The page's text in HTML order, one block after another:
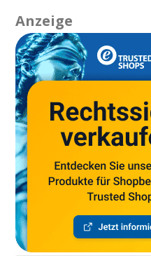
Anzeige